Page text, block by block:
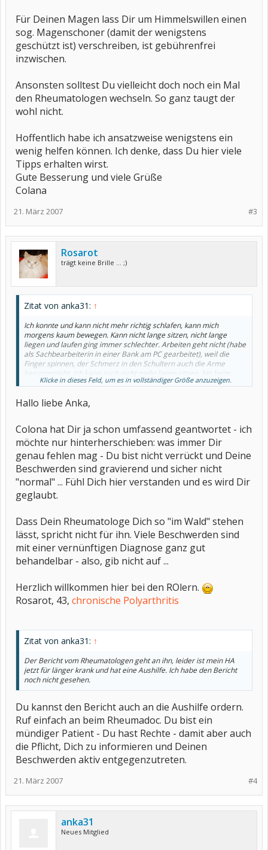
Für Deinen Magen lass Dir um Himmelswillen einen
sog. Magenschoner (damit der wenigstens
geschützt ist) verschreiben, ist gebührenfrei
inzwischen.
Ansonsten solltest Du vielleicht doch noch ein Mal
den Rheumatologen wechseln. So ganz taugt der
wohl nicht.
Hoffentlich habe ich ansatzweise wenigstens ein
wenig helfen können. Ich denke, dass Du hier viele
Tipps erhalten wirst.
Gute Besserung und viele Grüße
Colana
#3
21. März 2007
Rosarot
trägt keine Brille ... ;)
Zitat von anka31: ↑
Ich konnte und kann nicht mehr richtig schlafen, kann mich
morgens kaum bewegen. Kann nicht lange sitzen, nicht lange
liegen und laufen ging immer schlechter. Arbeiten geht nicht (habe
als Sachbearbeiterin in einer Bank am PC gearbeitet), weil die
Finger spinnen, der Schmerz in den Schultern auch die Arme
herunterzieht. Ich kann auch nicht mehr lange sitzen, bin beim
Aufstehen so steif, dass ich manchmal richtig wegknicke.
Klicke in dieses Feld, um es in vollständiger Größe anzuzeigen.
Hallo liebe Anka,
Colona hat Dir ja schon umfassend geantwortet - ich
möchte nur hinterherschieben: was immer Dir
genau fehlen mag - Du bist nicht verrückt und Deine
Beschwerden sind gravierend und sicher nicht
"normal" ... Fühl Dich hier verstanden und es wird Dir
geglaubt.
Dass Dein Rheumatologe Dich so "im Wald" stehen
lässt, spricht nicht für ihn. Viele Beschwerden sind
mit einer vernünftigen Diagnose ganz gut
behandelbar - also, gib nicht auf ...
Herzlich willkommen hier bei den ROlern.
Rosarot, 43, chronische Polyarthritis
Zitat von anka31: ↑
Der Bericht vom Rheumatologen geht an ihn, leider ist mein HA
jetzt für länger krank und hat eine Aushilfe. Ich habe den Bericht
noch nicht gesehen.
Du kannst den Bericht auch an die Aushilfe ordern.
Ruf einfach an beim Rheumadoc. Du bist ein
mündiger Patient - Du hast Rechte - damit aber auch
die Pflicht, Dich zu informieren und Deinen
Beschwerden aktiv entgegenzutreten.
#4
21. März 2007
anka31
Neues Mitglied